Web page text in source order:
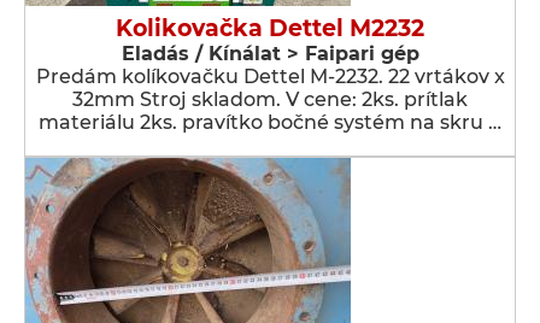
Kolikovačka Dettel M2232
Eladás / Kínálat > Faipari gép
Predám kolíkovačku Dettel M-2232. 22 vrtákov x
32mm Stroj skladom. V cene: 2ks. prítlak
materiálu 2ks. pravítko bočné systém na skru …